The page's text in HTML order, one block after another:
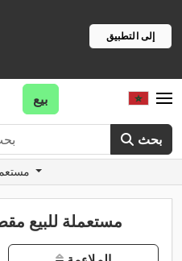
إلى التطبيق
بحث
بيع
مستعملة للبيع